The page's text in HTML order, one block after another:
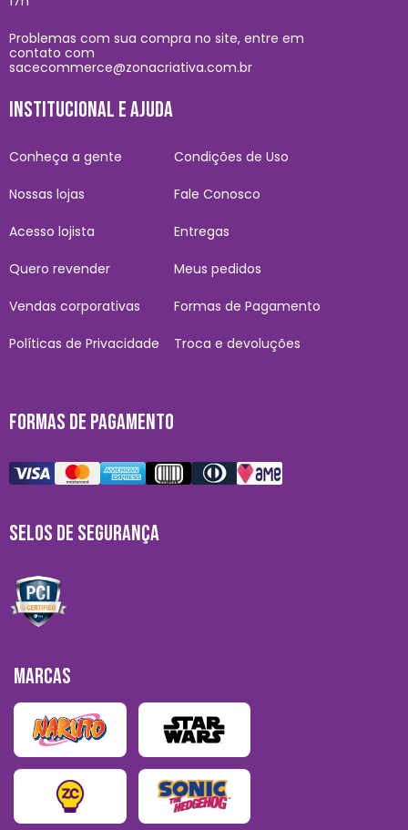
Problemas com sua compra no site, entre em
contato com
sacecommerce@zonacriativa.com.br
INSTITUCIONAL E AJUDA
Conheça a gente
Nossas lojas
Acesso lojista
Quero revender
Vendas corporativas
Políticas de Privacidade
Condições de Uso
Fale Conosco
Entregas
Meus pedidos
Formas de Pagamento
Troca e devoluções
FORMAS DE PAGAMENTO
SELOS DE SEGURANÇA
MARCAS